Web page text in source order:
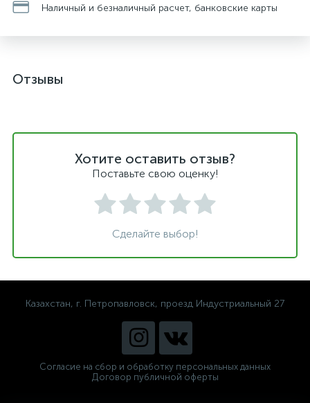
Наличный и безналичный расчет, банковские карты
Отзывы
Хотите оставить отзыв?
Поставьте свою оценку!
Сделайте выбор!
Казахстан, г. Петропавловск, проезд Индустриальный 27
Согласие на сбор и обработку персональных данных
Договор публичной оферты